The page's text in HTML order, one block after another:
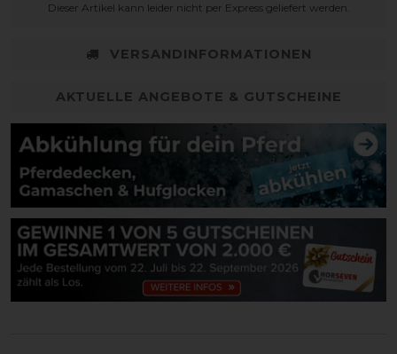
Dieser Artikel kann leider nicht per Express geliefert werden.
VERSANDINFORMATIONEN
AKTUELLE ANGEBOTE & GUTSCHEINE